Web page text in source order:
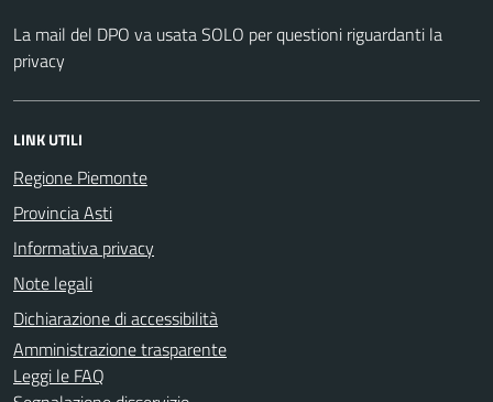
La mail del DPO va usata SOLO per questioni riguardanti la
privacy
LINK UTILI
Regione Piemonte
Provincia Asti
Informativa privacy
Note legali
Dichiarazione di accessibilità
Amministrazione trasparente
Leggi le FAQ